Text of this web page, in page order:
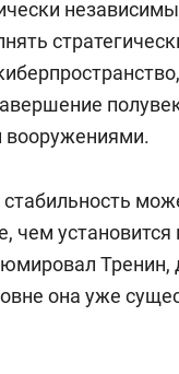
вооружениями.
стабильность
чем
Тренин,
она уже